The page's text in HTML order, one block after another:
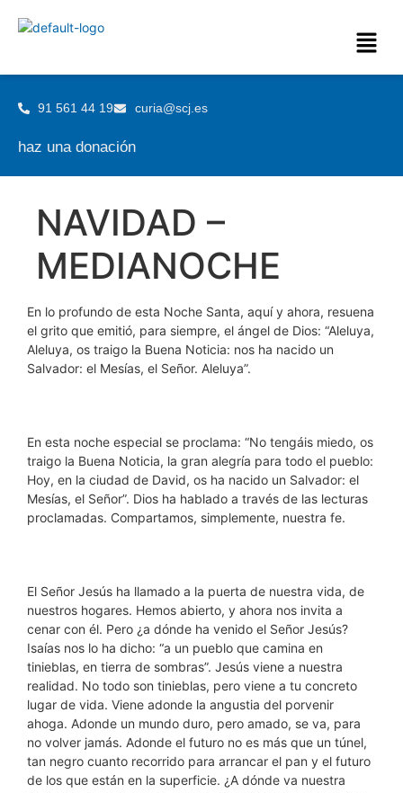
91 561 44 19 curia@scj.es
haz una donación
NAVIDAD –
MEDIANOCHE
En lo profundo de esta Noche Santa, aquí y ahora, resuena
el grito que emitió, para siempre, el ángel de Dios: “Aleluya,
Aleluya, os traigo la Buena Noticia: nos ha nacido un
Salvador: el Mesías, el Señor. Aleluya”.
En esta noche especial se proclama: “No tengáis miedo, os
traigo la Buena Noticia, la gran alegría para todo el pueblo:
Hoy, en la ciudad de David, os ha nacido un Salvador: el
Mesías, el Señor”. Dios ha hablado a través de las lecturas
proclamadas. Compartamos, simplemente, nuestra fe.
El Señor Jesús ha llamado a la puerta de nuestra vida, de
nuestros hogares. Hemos abierto, y ahora nos invita a
cenar con él. Pero ¿a dónde ha venido el Señor Jesús?
Isaías nos lo ha dicho: “a un pueblo que camina en
tinieblas, en tierra de sombras”. Jesús viene a nuestra
realidad. No todo son tinieblas, pero viene a tu concreto
lugar de vida. Viene adonde la angustia del porvenir
ahoga. Adonde un mundo duro, pero amado, se va, para
no volver jamás. Adonde el futuro no es más que un túnel,
tan negro cuanto recorrido para arrancar el pan y el futuro
de los que están en la superficie. ¿A dónde va nuestra